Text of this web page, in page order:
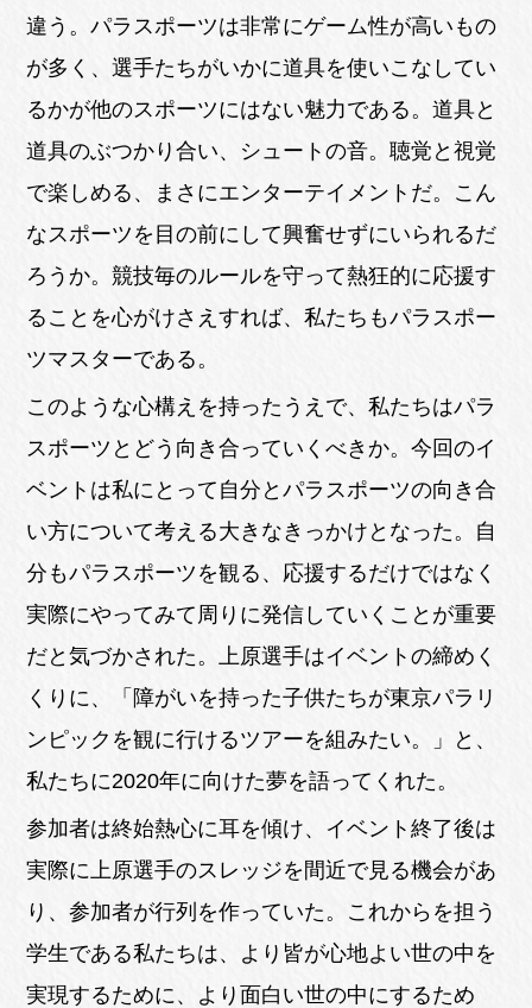
違う。パラスポーツは非常にゲーム性が高いもの
が多く、選手たちがいかに道具を使いこなしてい
るかが他のスポーツにはない魅力である。道具と
道具のぶつかり合い、シュートの音。聴覚と視覚
で楽しめる、まさにエンターテイメントだ。こん
なスポーツを目の前にして興奮せずにいられるだ
ろうか。競技毎のルールを守って熱狂的に応援す
ることを心がけさえすれば、私たちもパラスポー
ツマスターである。
このような心構えを持ったうえで、私たちはパラ
スポーツとどう向き合っていくべきか。今回のイ
ベントは私にとって自分とパラスポーツの向き合
い方について考える大きなきっかけとなった。自
分もパラスポーツを観る、応援するだけではなく
実際にやってみて周りに発信していくことが重要
だと気づかされた。上原選手はイベントの締めく
くりに、「障がいを持った子供たちが東京パラリ
ンピックを観に行けるツアーを組みたい。」と、
私たちに2020年に向けた夢を語ってくれた。
参加者は終始熱心に耳を傾け、イベント終了後は
実際に上原選手のスレッジを間近で見る機会があ
り、参加者が行列を作っていた。これからを担う
学生である私たちは、より皆が心地よい世の中を
実現するために、より面白い世の中にするため